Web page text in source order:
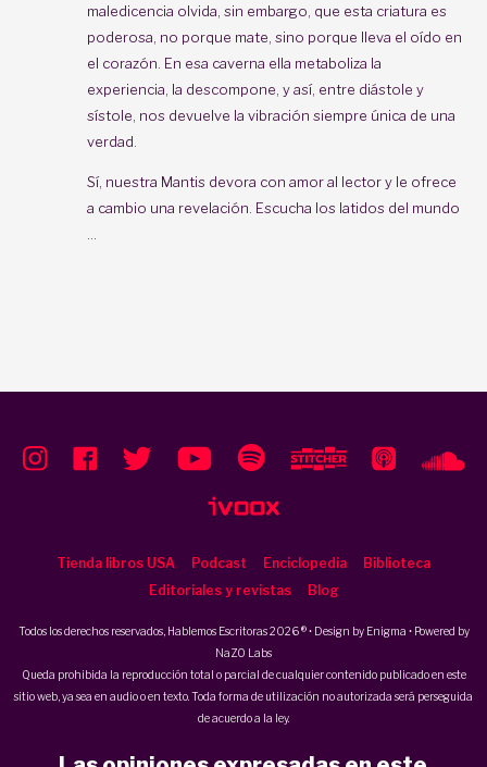
maledicencia olvida, sin embargo, que esta criatura es
poderosa, no porque mate, sino porque lleva el oído en
el corazón. En esa caverna ella metaboliza la
experiencia, la descompone, y así, entre diástole y
sístole, nos devuelve la vibración siempre única de una
verdad.
Sí, nuestra Mantis devora con amor al lector y le ofrece
a cambio una revelación. Escucha los latidos del mundo
Tienda libros USA Podcast Enciclopedia
Biblioteca
Editoriales y revistas
Blog
Todos los derechos reservados, Hablemos Escritoras 2026 ® • Design by Enigma • Powered by
NaZO Labs
Queda prohibida la reproducción total o parcial de cualquier contenido publicado en este
sitio web, ya sea en audio o en texto. Toda forma de utilización no autorizada será perseguida
de acuerdo a la ley.